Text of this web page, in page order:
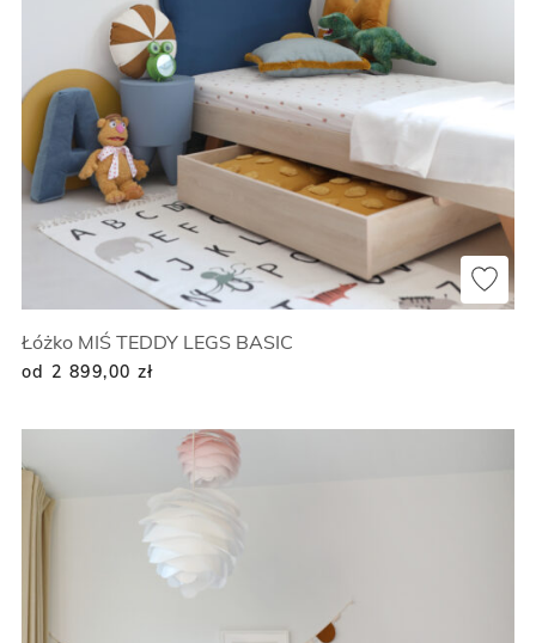
Łóżko MIŚ TEDDY LEGS BASIC
od 2 899,00 zł